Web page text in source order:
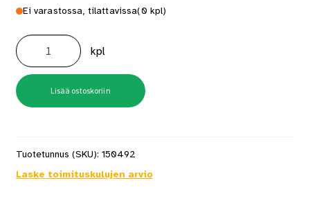
Ei varastossa, tilattavissa(0 kpl)
Kompostikäymälä
Biolan
Eco
70579550
Tummanharmaa
määrä
kpl
Lisää ostoskoriin
Tuotetunnus (SKU): 150492
Laske toimituskulujen arvio